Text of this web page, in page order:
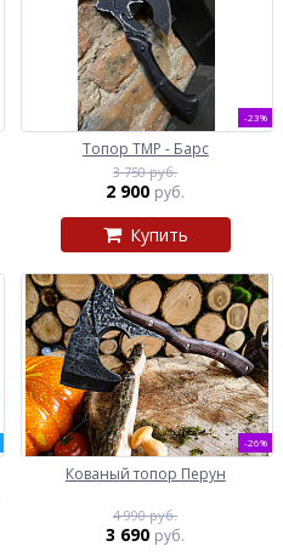
-23%
Топор ТМР - Барс
3 750 руб.
2 900 руб.
Купить
-26%
Кованый топор Перун
4 990 руб.
3 690 руб.